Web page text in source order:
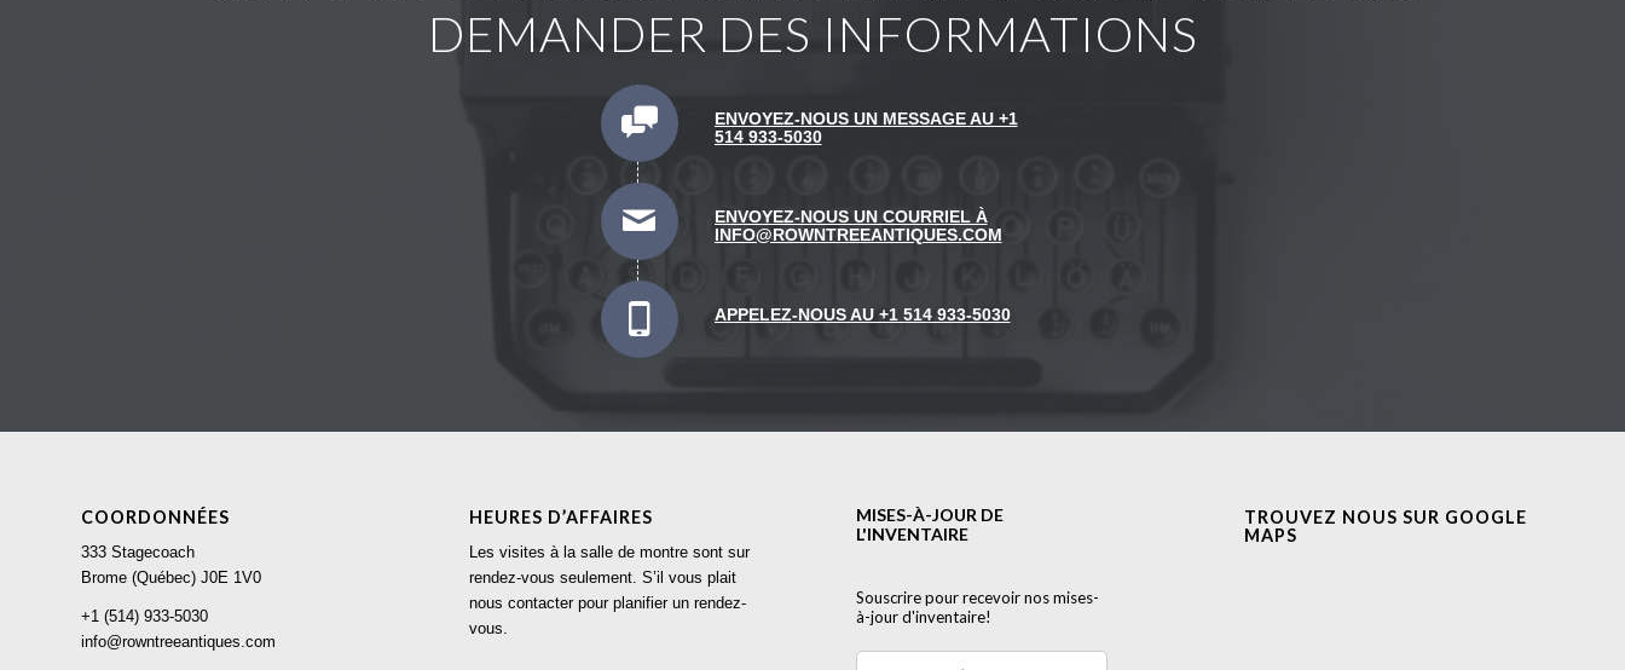
DEMANDER DES INFORMATIONS
ENVOYEZ-NOUS UN MESSAGE AU +1
514 933-5030
ENVOYEZ-NOUS UN COURRIEL À
INFO@ROWNTREEANTIQUES.COM
APPELEZ-NOUS AU +1 514 933-5030
COORDONNÉES
333 Stagecoach
Brome (Québec) J0E 1V0
+1 (514) 933-5030
info@rowntreeantiques.com
HEURES D’AFFAIRES
Les visites à la salle de montre sont sur
rendez-vous seulement. S’il vous plait
nous contacter pour planifier un rendez-
vous.
TROUVEZ NOUS SUR GOOGLE
MAPS